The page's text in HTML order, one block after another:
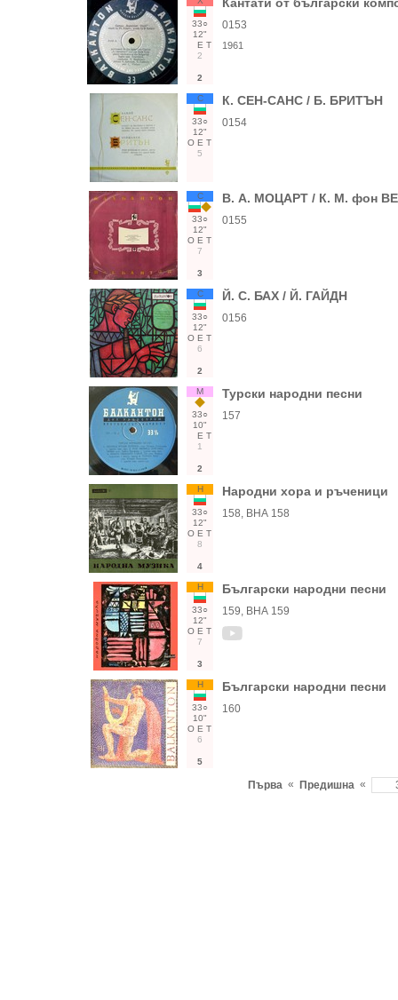
33○
12"
Е Т
2
2
0153
1961
С
33○
12"
О Е Т
5
К. СЕН-САНС / Б. БРИТЪН
0154
С
33○
12"
О Е Т
7
3
В. А. МОЦАРТ / К. М. фон
0155
С
33○
12"
О Е Т
6
2
Й. С. БАХ / Й. ГАЙДН
0156
М
33○
10"
Е Т
1
2
Турски народни песни
157
Н
33○
12"
О Е Т
8
4
Народни хора и ръченици
158, ВНА 158
Н
33○
12"
О Е Т
7
3
Български народни песни
159, ВНА 159
Н
33○
10"
О Е Т
6
5
Български народни песни
160
Първа « Предишна «